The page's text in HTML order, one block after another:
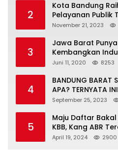
2
Kota Bandung
Pelayanan Publik
November 21, 2023
3
Jawa Barat
Kembangkan
Normal Baru
Juni 11, 2020 8253
4
BANDUNG BARAT
APA? TERNYATA
MAKNANYA
September 25, 2023
5
Maju Daftar
KBB, Kang ABR
Dengan Balon
April 19, 2024 2900